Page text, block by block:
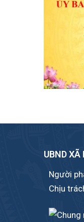
UBND
Người
Chịu